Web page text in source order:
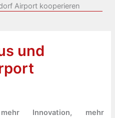
Airport kooperieren
und
Innovation, mehr